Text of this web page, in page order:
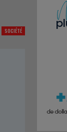
SOCIÉTÉ